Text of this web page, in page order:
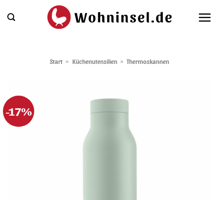
Inhalt
Start » Küchenutensilien » Thermoskannen
-17%